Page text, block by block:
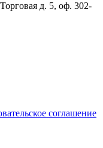
д. 5, оф. 302-
соглашение